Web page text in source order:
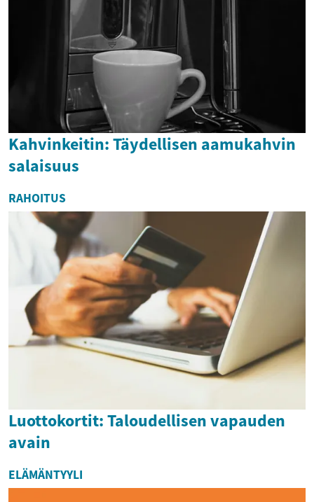
Kahvinkeitin: Täydellisen aamukahvin
salaisuus
RAHOITUS
Luottokortit: Taloudellisen vapauden
avain
ELÄMÄNTYYLI